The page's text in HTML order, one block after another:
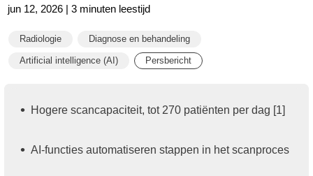
jun 12, 2026 | 3 minuten leestijd
Radiologie Diagnose en behandeling
Artificial intelligence (AI) Persbericht
Hogere scancapaciteit, tot 270 patiënten per dag [1]
AI-functies automatiseren stappen in het scanproces